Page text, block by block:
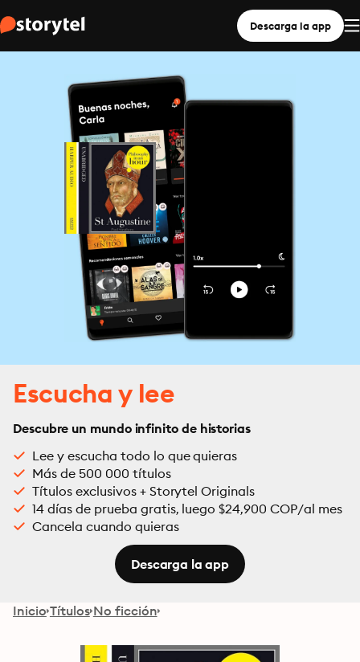
Descarga la app
Escucha y lee
Descubre un mundo infinito de historias
Lee y escucha todo lo que quieras
Más de 500 000 títulos
Títulos exclusivos + Storytel Originals
14 días de prueba gratis, luego $24,900 COP/al mes
Cancela cuando quieras
Descarga la app
Inicio Títulos No ficción